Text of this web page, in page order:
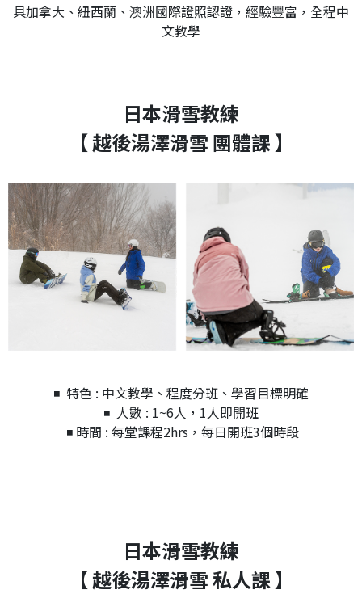
具加拿大、紐西蘭、澳洲國際證照認證，經驗豐富，全程中
文教學
日本滑雪教練
【 越後湯澤滑雪 團體課 】
◾ 特色 : 中文教學、程度分班、學習目標明確
◾ 人數 : 1~6人，1人即開班
◾ 時間 : 每堂課程2hrs，每日開班3個時段
日本滑雪教練
【 越後湯澤滑雪 私人課 】